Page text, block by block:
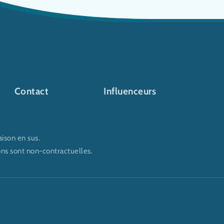
Contact Influenceurs
en sus.
sont non-contractuelles.